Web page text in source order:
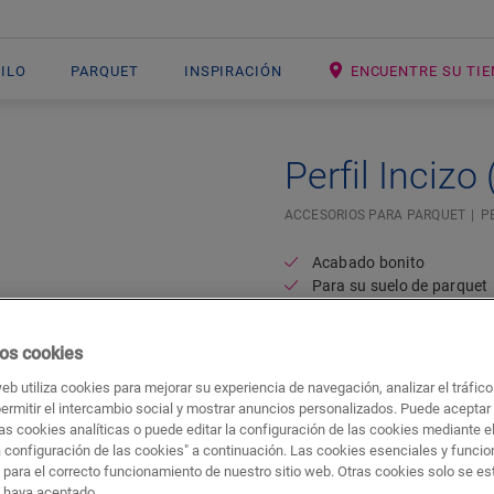
PARQUET INSPIRACIÓN ENCUENTRE SU
Perfil Incizo
ACCESORIOS PARA PARQUET
Acabado bonito
Para su suelo de parquet
cookies
utiliza cookies para mejorar su experiencia de navegación, analizar el
el intercambio social y mostrar anuncios personalizados. Puede aceptar
cookies analíticas o puede editar la configuración de las cookies mediante
configuración de las cookies" a continuación. Las cookies esenciales y
el correcto funcionamiento de nuestro sitio web. Otras cookies solo se